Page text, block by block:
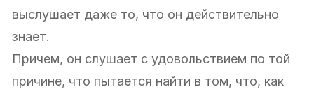
выслушает даже то, что он действительно
знает.
Причем, он слушает с удовольствием по той
причине, что пытается найти в том, что, как